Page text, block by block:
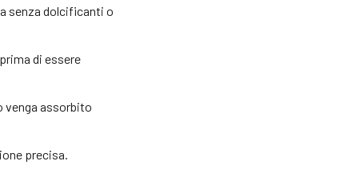
senza dolcificanti o
di essere
venga assorbito
precisa.